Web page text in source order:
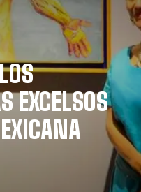
EXCELSOS